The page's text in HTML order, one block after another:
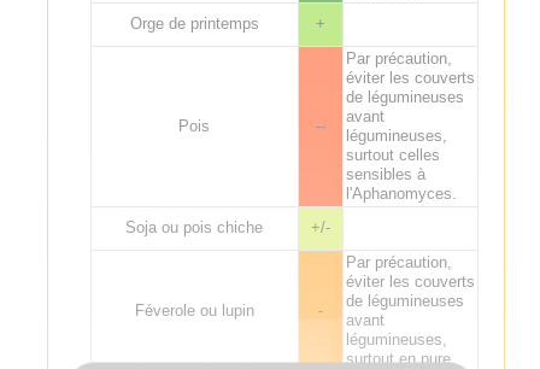
Orge de printemps
+
Pois --
Par précaution,
éviter les couverts
de légumineuses
avant
légumineuses,
surtout celles
sensibles à
l'Aphanomyces.
Soja ou pois chiche
+/-
Féverole ou lupin -
Par précaution,
éviter les couverts
de légumineuses
avant
légumineuses,
surtout en pure.